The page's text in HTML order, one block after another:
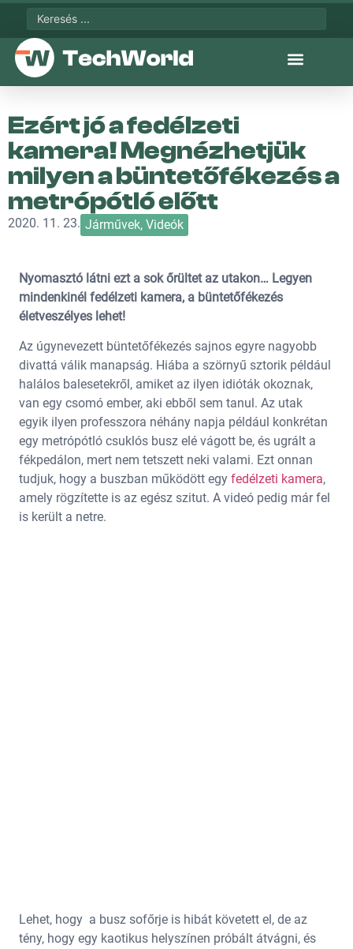
Ezért jó a fedélzeti
kamera! Megnézhetjük
milyen a büntetőfékezés a
metrópótló előtt
2020. 11. 23. Járművek, Videók
Nyomasztó látni ezt a sok őrültet az utakon… Legyen
mindenkinél fedélzeti kamera, a büntetőfékezés
életveszélyes lehet!
Az úgynevezett büntetőfékezés sajnos egyre nagyobb
divattá válik manapság. Hiába a szörnyű sztorik például
halálos balesetekről, amiket az ilyen idióták okoznak,
van egy csomó ember, aki ebből sem tanul. Az utak
egyik ilyen professzora néhány napja például konkrétan
egy metrópótló csuklós busz elé vágott be, és ugrált a
fékpedálon, mert nem tetszett neki valami. Ezt onnan
tudjuk, hogy a buszban működött egy fedélzeti kamera,
amely rögzítette is az egész szitut. A videó pedig már fel
is került a netre.
Lehet, hogy a busz sofőrje is hibát követett el, de az
tény, hogy egy kaotikus helyszínen próbált átvágni, és